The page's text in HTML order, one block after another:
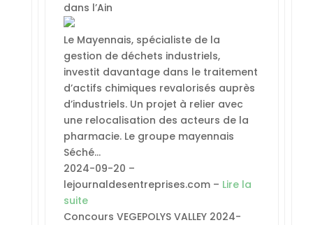
dans l’Ain
Le Mayennais, spécialiste de la
gestion de déchets industriels,
investit davantage dans le traitement
d’actifs chimiques revalorisés auprès
d’industriels. Un projet à relier avec
une relocalisation des acteurs de la
pharmacie. Le groupe mayennais
Séché…
2024-09-20 –
lejournaldesentreprises.com – Lire la
suite
Concours VEGEPOLYS VALLEY 2024-